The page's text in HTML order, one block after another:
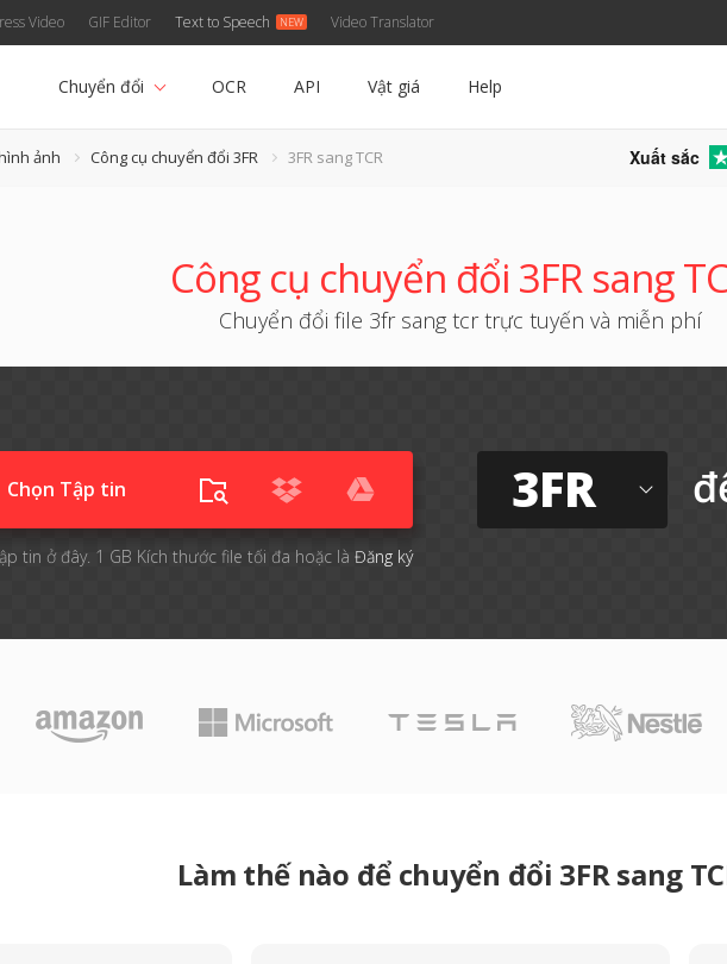
Video GIF Editor Text to Speech Video Translator
Chuyển đổi OCR API Vật giá Help
ảnh Công cụ chuyển đổi 3FR 3FR sang TCR Xuất sắc
Công cụ chuyển đổi 3FR sang
Chuyển đổi file 3fr sang tcr trực tuyến và miễn phí
Chọn Tập tin
tin ở đây. 1 GB Kích thước file tối đa hoặc là Đăng ký
3FR
Làm thế nào để chuyển đổi 3FR sang